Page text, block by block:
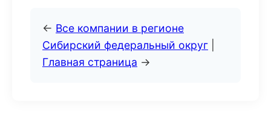
← Все компании в регионе
Сибирский федеральный округ
Главная страница →